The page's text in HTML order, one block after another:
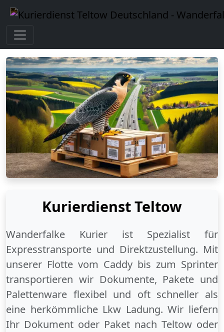
Kurierdienst Teltow
Wanderfalke Kurier ist Spezialist für
Expresstransporte und Direktzustellung. Mit
unserer Flotte vom Caddy bis zum Sprinter
transportieren wir Dokumente, Pakete und
Palettenware flexibel und oft schneller als
eine herkömmliche Lkw Ladung. Wir liefern
Ihr Dokument oder Paket nach Teltow oder